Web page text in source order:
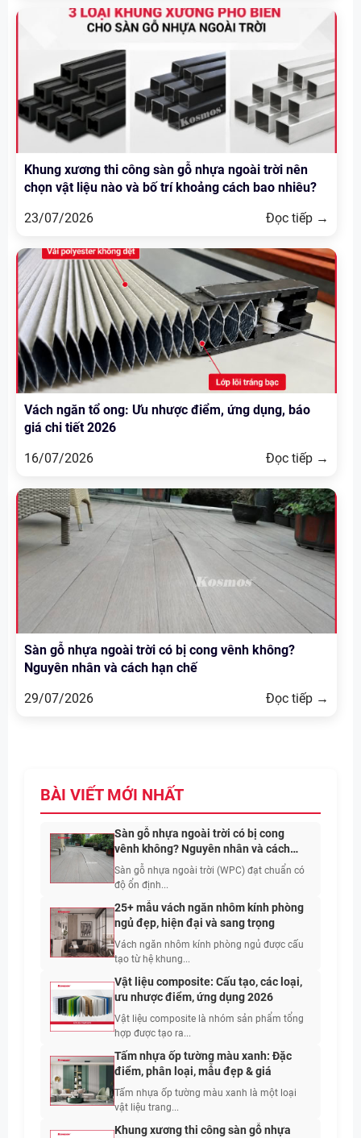
Khung xương thi công sàn gỗ nhựa ngoài trời nên
chọn vật liệu nào và bố trí khoảng cách bao nhiêu?
23/07/2026
Đọc tiếp →
Vách ngăn tổ ong: Ưu nhược điểm, ứng dụng, báo
giá chi tiết 2026
16/07/2026
Đọc tiếp →
Sàn gỗ nhựa ngoài trời có bị cong vênh không?
Nguyên nhân và cách hạn chế
29/07/2026
Đọc tiếp →
BÀI VIẾT MỚI NHẤT
Sàn gỗ nhựa ngoài trời có bị cong
vênh không? Nguyên nhân và cách
hạn chế
Sàn gỗ nhựa ngoài trời (WPC) đạt chuẩn có
độ ổn định...
25+ mẫu vách ngăn nhôm kính phòng
ngủ đẹp, hiện đại và sang trọng
Vách ngăn nhôm kính phòng ngủ được cấu
tạo từ hệ khung...
Vật liệu composite: Cấu tạo, các loại,
ưu nhược điểm, ứng dụng 2026
Vật liệu composite là nhóm sản phẩm tổng
hợp được tạo ra...
Tấm nhựa ốp tường màu xanh: Đặc
điểm, phân loại, mẫu đẹp & giá
Tấm nhựa ốp tường màu xanh là một loại
vật liệu trang...
Khung xương thi công sàn gỗ nhựa